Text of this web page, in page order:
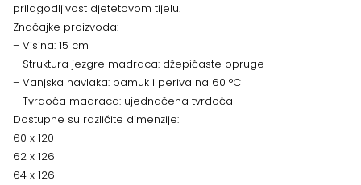
prilagodljivost djetetovom tijelu.
Značajke proizvoda:
– Visina: 15 cm
– Struktura jezgre madraca: džepićaste opruge
– Vanjska navlaka: pamuk i periva na 60 °C
– Tvrdoća madraca: ujednačena tvrdoća
Dostupne su različite dimenzije:
60 x 120
62 x 126
64 x 126